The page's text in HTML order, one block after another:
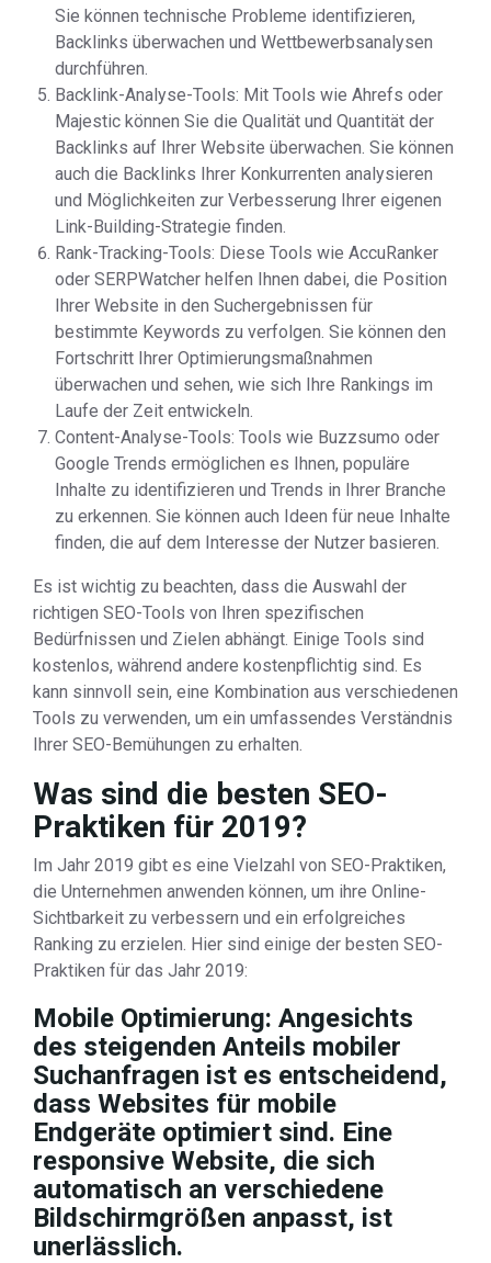
Sie können technische Probleme identifizieren,
Backlinks überwachen und Wettbewerbsanalysen
durchführen.
Backlink-Analyse-Tools: Mit Tools wie Ahrefs oder
Majestic können Sie die Qualität und Quantität der
Backlinks auf Ihrer Website überwachen. Sie können
auch die Backlinks Ihrer Konkurrenten analysieren
und Möglichkeiten zur Verbesserung Ihrer eigenen
Link-Building-Strategie finden.
Rank-Tracking-Tools: Diese Tools wie AccuRanker
oder SERPWatcher helfen Ihnen dabei, die Position
Ihrer Website in den Suchergebnissen für
bestimmte Keywords zu verfolgen. Sie können den
Fortschritt Ihrer Optimierungsmaßnahmen
überwachen und sehen, wie sich Ihre Rankings im
Laufe der Zeit entwickeln.
Content-Analyse-Tools: Tools wie Buzzsumo oder
Google Trends ermöglichen es Ihnen, populäre
Inhalte zu identifizieren und Trends in Ihrer Branche
zu erkennen. Sie können auch Ideen für neue Inhalte
finden, die auf dem Interesse der Nutzer basieren.
Es ist wichtig zu beachten, dass die Auswahl der
richtigen SEO-Tools von Ihren spezifischen
Bedürfnissen und Zielen abhängt. Einige Tools sind
kostenlos, während andere kostenpflichtig sind. Es
kann sinnvoll sein, eine Kombination aus verschiedenen
Tools zu verwenden, um ein umfassendes Verständnis
Ihrer SEO-Bemühungen zu erhalten.
Was sind die besten SEO-
Praktiken für 2019?
Im Jahr 2019 gibt es eine Vielzahl von SEO-Praktiken,
die Unternehmen anwenden können, um ihre Online-
Sichtbarkeit zu verbessern und ein erfolgreiches
Ranking zu erzielen. Hier sind einige der besten SEO-
Praktiken für das Jahr 2019:
Mobile Optimierung: Angesichts
des steigenden Anteils mobiler
Suchanfragen ist es entscheidend,
dass Websites für mobile
Endgeräte optimiert sind. Eine
responsive Website, die sich
automatisch an verschiedene
Bildschirmgrößen anpasst, ist
unerlässlich.